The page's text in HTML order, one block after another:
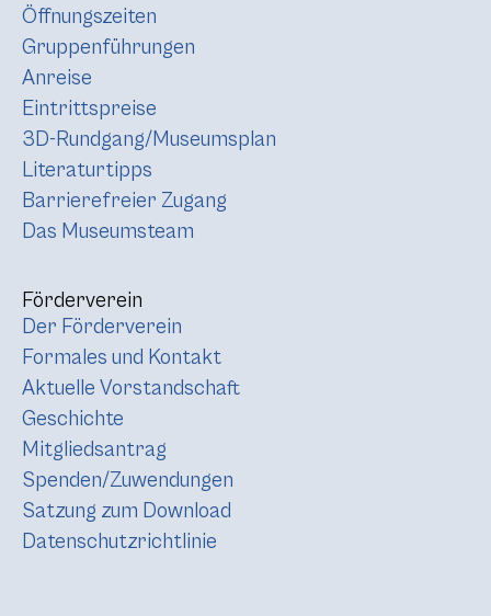
Öffnungszeiten
Gruppenführungen
Anreise
Eintrittspreise
3D-Rundgang/Museumsplan
Literaturtipps
Barrierefreier Zugang
Das Museumsteam
Förderverein
Der Förderverein
Formales und Kontakt
Aktuelle Vorstandschaft
Geschichte
Mitgliedsantrag
Spenden/Zuwendungen
Satzung zum Download
Datenschutzrichtlinie